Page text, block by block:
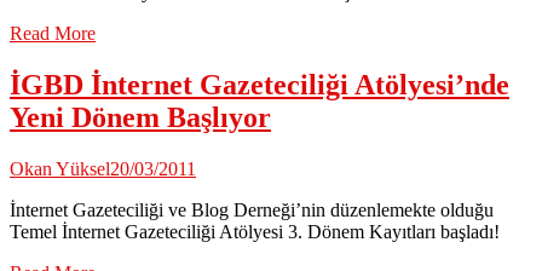
Read More
İGBD İnternet Gazeteciliği Atölyesi’nde
Yeni Dönem Başlıyor
Okan Yüksel20/03/2011
İnternet Gazeteciliği ve Blog Derneği’nin düzenlemekte olduğu
Temel İnternet Gazeteciliği Atölyesi 3. Dönem Kayıtları başladı!